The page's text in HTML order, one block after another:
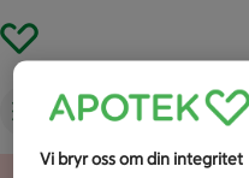
Vad letar du
Vi bryr oss om din integritet